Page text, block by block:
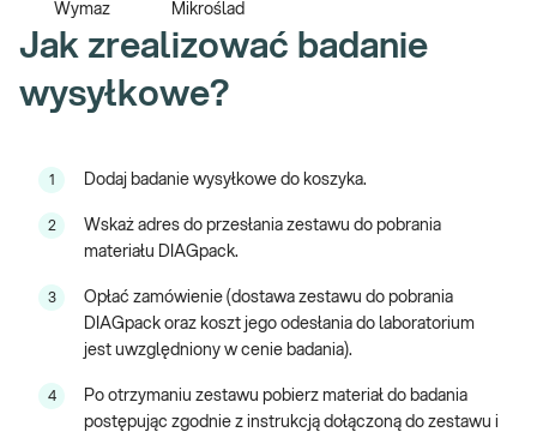
analizę próbek w certyfikowanym laboratorium,
wynik badania dostępny online i/lub w formie papierowej na
Odpowiedzi na najczęściej zadawane pytania znajdują się
tutaj.
Jeśli masz pytania dotyczące badania, skontaktuj się z nami pod
numerem 12 446 51 02. Infolinia czynna jest od poniedziałku do
piątku, w godzinach 8:00-20:00.
Wymaz Mikroślad
Jak zrealizować badanie
wysyłkowe?
1 Dodaj badanie wysyłkowe do koszyka.
2
Wskaż adres do przesłania zestawu do pobrania
materiału DIAGpack.
3
Opłać zamówienie (dostawa zestawu do pobrania
DIAGpack oraz koszt jego odesłania do laboratorium
jest uwzględniony w cenie badania).
4
Po otrzymaniu zestawu pobierz materiał do badania
postępując zgodnie z instrukcją dołączoną do zestawu i